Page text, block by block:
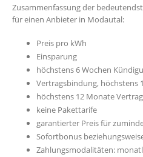
Zusammenfassung der
für einen Anbieter in Modautal:
Preis pro kWh
Einsparung
höchstens 6 Wochen
Vertragsbindung, höchstens
höchstens 12 Monate
keine Pakettarife
garantierter Preis für
Sofortbonus
Zahlungsmodalitäten: